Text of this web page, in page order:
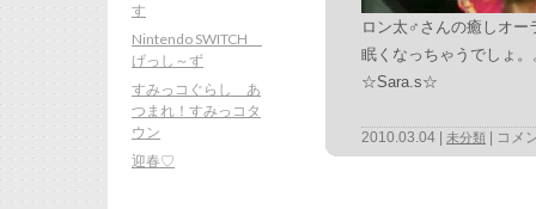
ロン太♂さんの癒しオ
眠くなっちゃうでしょ
☆Sara.s☆
2010.03.04 未分類 コメ
す
Nintendo SWITCH
げっし～ず
すみっコぐらし あ
つまれ！すみっコタ
ウン
迎春♡